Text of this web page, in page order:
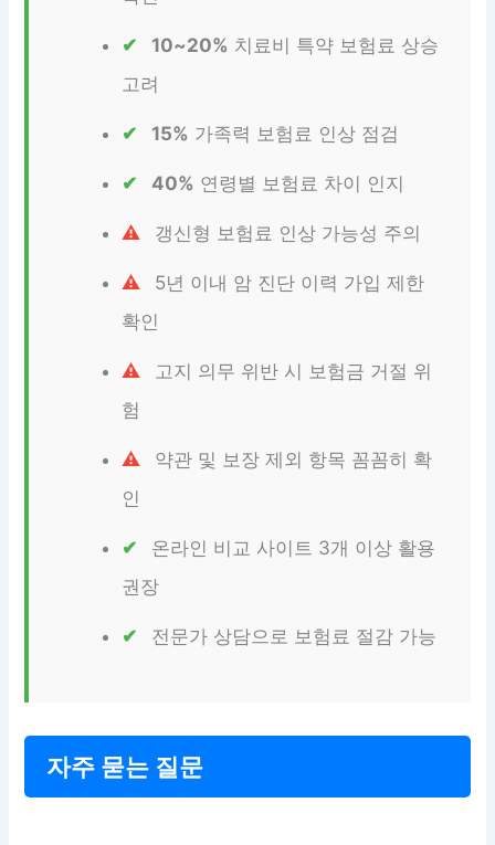
10~20% 치료비 특약 보험료 상승
고려
15% 가족력 보험료 인상 점검
40% 연령별 보험료 차이 인지
갱신형 보험료 인상 가능성 주의
5년 이내 암 진단 이력 가입 제한
확인
고지 의무 위반 시 보험금 거절 위
험
약관 및 보장 제외 항목 꼼꼼히 확
인
온라인 비교 사이트 3개 이상 활용
권장
전문가 상담으로 보험료 절감 가능
자주 묻는 질문